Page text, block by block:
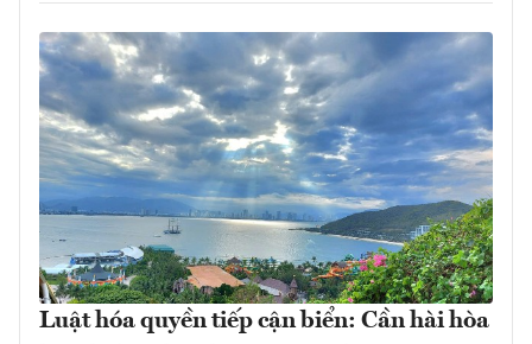
Luật hóa quyền tiếp cận biển: Cần hài hòa